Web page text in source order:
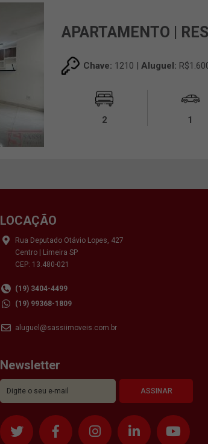
APARTAMENTO |
Chave: 1210 |Aluguel:
2 1
LOCAÇÃO
Rua Deputado Otávio Lopes, 427
Centro | Limeira SP
CEP: 13.480-021
(19) 3404-4499
(19) 99368-1809
aluguel@sassiimoveis.com.br
Newsletter